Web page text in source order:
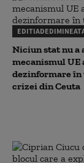
Niciun stat nu a
mecanismul UE
dezinformare
crizei din Ceuta